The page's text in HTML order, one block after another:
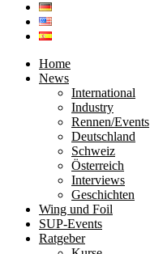
Home
News
International
Industry
Rennen/Events
Deutschland
Schweiz
Österreich
Interviews
Geschichten
Wing und Foil
SUP-Events
Ratgeber